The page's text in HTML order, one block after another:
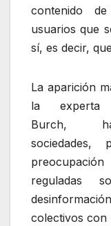
contenido
usuarios que
sí, es decir,
La aparición
la experta
Burch,
sociedades,
reguladas
colectivos con